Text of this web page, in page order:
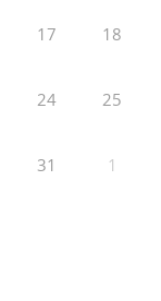
17 18
24 25
31 1